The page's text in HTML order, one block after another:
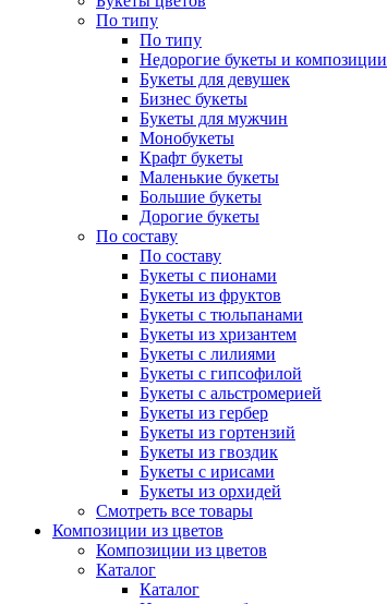
По типу
По типу
Недорогие букеты и композиции
Букеты для девушек
Бизнес букеты
Букеты для мужчин
Монобукеты
Крафт букеты
Маленькие букеты
Большие букеты
Дорогие букеты
По составу
По составу
Букеты с пионами
Букеты из фруктов
Букеты с тюльпанами
Букеты из хризантем
Букеты с лилиями
Букеты с гипсофилой
Букеты с альстромерией
Букеты из гербер
Букеты из гортензий
Букеты из гвоздик
Букеты с ирисами
Букеты из орхидей
Смотреть все товары
Композиции из цветов
Композиции из цветов
Каталог
Каталог